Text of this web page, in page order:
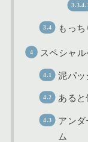
もっ
スペシャ
泥パッ
ある
アン
ム